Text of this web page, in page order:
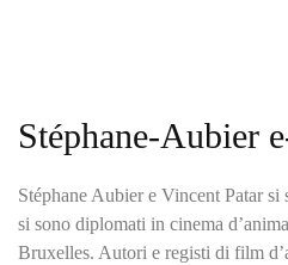
Stéphane-Aubier
Stéphane Aubier e Vincent Patar
si sono diplomati in cinema
Bruxelles. Autori e registi di film